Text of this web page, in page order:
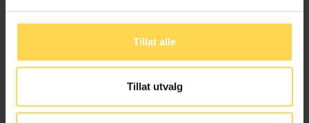
Tillat alle
Tillat utvalg